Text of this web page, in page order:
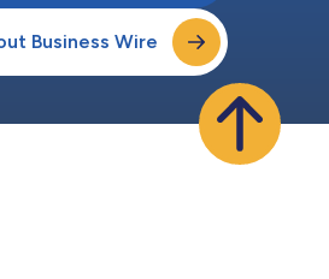
Business Wire